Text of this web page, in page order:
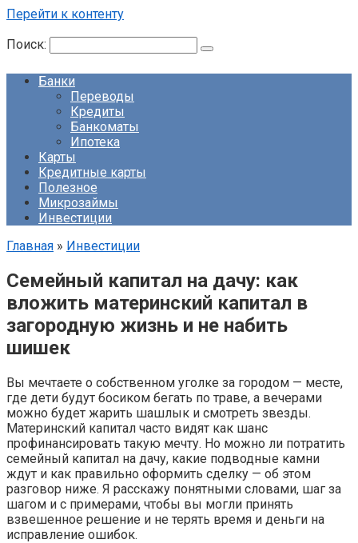
Перейти к контенту
Поиск:
Банки
Переводы
Кредиты
Банкоматы
Ипотека
Карты
Кредитные карты
Полезное
Микрозаймы
Инвестиции
Главная » Инвестиции
Семейный капитал на дачу: как
вложить материнский капитал в
загородную жизнь и не набить
шишек
Вы мечтаете о собственном уголке за городом — месте,
где дети будут босиком бегать по траве, а вечерами
можно будет жарить шашлык и смотреть звезды.
Материнский капитал часто видят как шанс
профинансировать такую мечту. Но можно ли потратить
семейный капитал на дачу, какие подводные камни
ждут и как правильно оформить сделку — об этом
разговор ниже. Я расскажу понятными словами, шаг за
шагом и с примерами, чтобы вы могли принять
взвешенное решение и не терять время и деньги на
исправление ошибок.